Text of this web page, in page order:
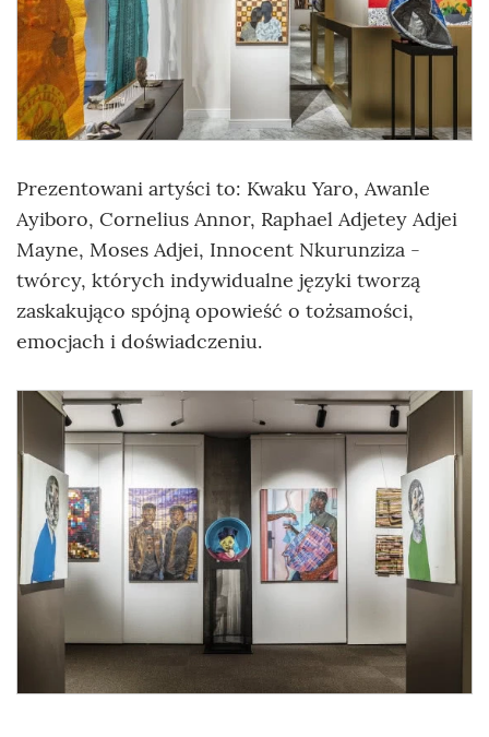
Prezentowani artyści to: Kwaku Yaro, Awanle
Ayiboro, Cornelius Annor, Raphael Adjetey Adjei
Mayne, Moses Adjei, Innocent Nkurunziza -
twórcy, których indywidualne języki tworzą
zaskakująco spójną opowieść o tożsamości,
emocjach i doświadczeniu.